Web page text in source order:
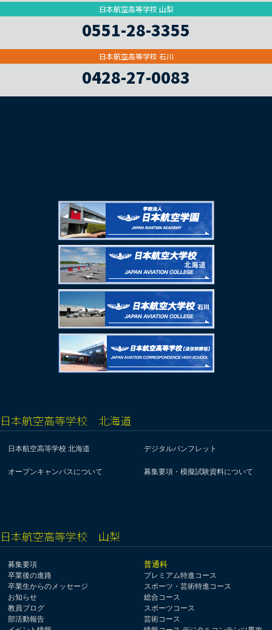
日本航空高等学校 山梨
0551-28-3355
日本航空高等学校 石川
0428-27-0083
日本航空高等学校 北海道
日本航空高等学校 北海道 デジタルパンフレット
オープンキャンパスについて 募集要項・模擬試験資料について
日本航空高等学校 山梨
募集要項
卒業後の進路
卒業生からのメッセージ
お知らせ
教員ブログ
部活動報告
普通科
プレミアム特進コース
スポーツ・芸術特進コース
総合コース
スポーツコース
芸術コース